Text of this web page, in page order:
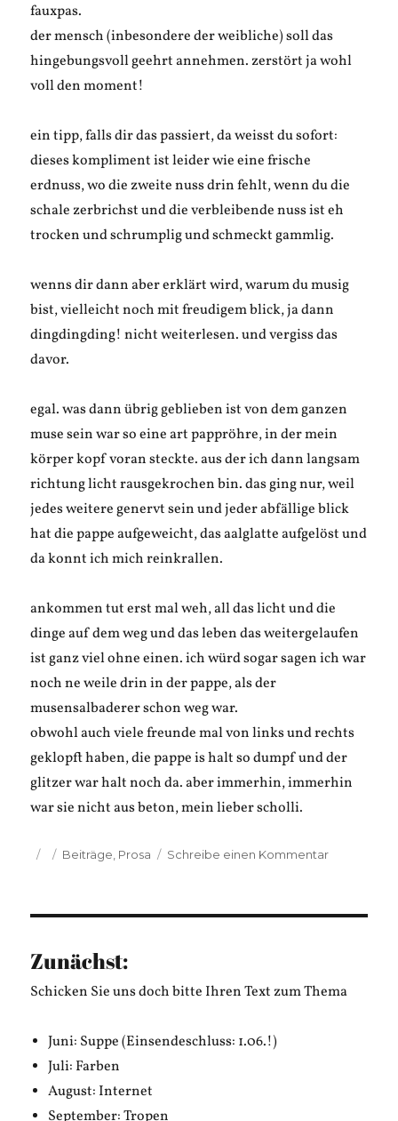
fauxpas.
der mensch (inbesondere der weibliche) soll das
hingebungsvoll geehrt annehmen. zerstört ja wohl
voll den moment!
ein tipp, falls dir das passiert, da weisst du sofort:
dieses kompliment ist leider wie eine frische
erdnuss, wo die zweite nuss drin fehlt, wenn du die
schale zerbrichst und die verbleibende nuss ist eh
trocken und schrumplig und schmeckt gammlig.
wenns dir dann aber erklärt wird, warum du musig
bist, vielleicht noch mit freudigem blick, ja dann
dingdingding! nicht weiterlesen. und vergiss das
davor.
egal. was dann übrig geblieben ist von dem ganzen
muse sein war so eine art pappröhre, in der mein
körper kopf voran steckte. aus der ich dann langsam
richtung licht rausgekrochen bin. das ging nur, weil
jedes weitere genervt sein und jeder abfällige blick
hat die pappe aufgeweicht, das aalglatte aufgelöst und
da konnt ich mich reinkrallen.
ankommen tut erst mal weh, all das licht und die
dinge auf dem weg und das leben das weitergelaufen
ist ganz viel ohne einen. ich würd sogar sagen ich war
noch ne weile drin in der pappe, als der
musensalbaderer schon weg war.
obwohl auch viele freunde mal von links und rechts
geklopft haben, die pappe is halt so dumpf und der
glitzer war halt noch da. aber immerhin, immerhin
war sie nicht aus beton, mein lieber scholli.
Veröffentlicht
Kategorien
Beiträge Prosa Schreibe einen Kommentarzu
Zunächst:
Schicken Sie uns doch bitte Ihren Text zum Thema
Juni: Suppe (Einsendeschluss: 1.06.!)
Juli: Farben
August: Internet
September: Tropen